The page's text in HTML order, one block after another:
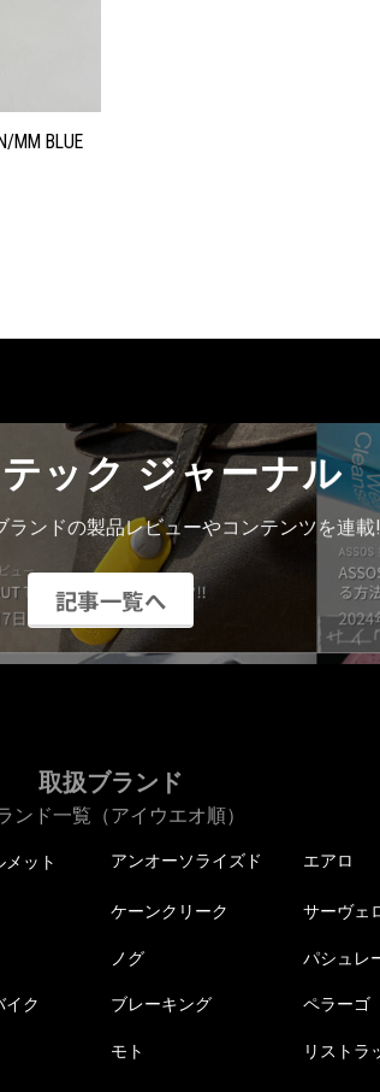
MM BLUE
ック ジャーナル
ランドの製品レビューやコンテンツを連載
記事一覧へ
取扱ブランド
ンド一覧（アイウエオ順）
メット アンオーソライズド エアロ
ケーンクリーク サーヴェ
ノグ パシュレ
イク ブレーキング ペラーゴ
モト リストラ